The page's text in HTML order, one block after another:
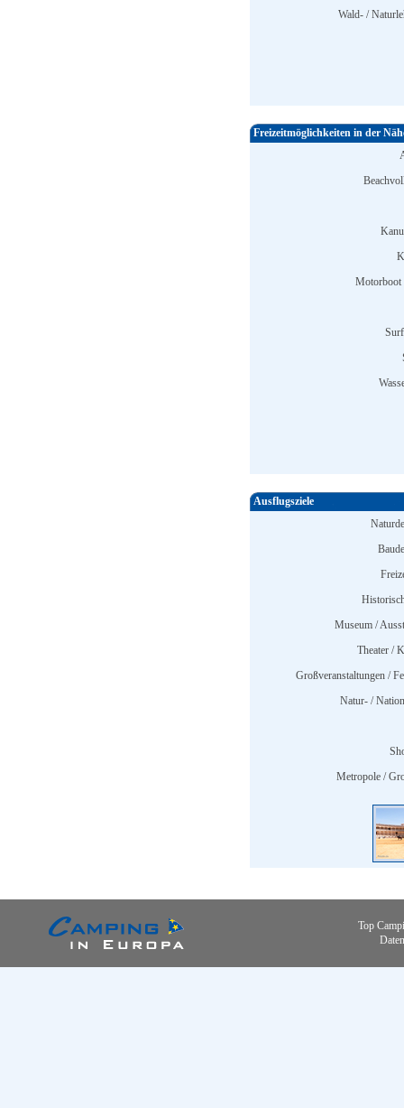
Wald- /
Freizeitmöglichkeiten in der
Motorboot
Ausflugsziele
Museum /
Theater /
Großveranstaltungen /
Natur- /
Metropole /
Top